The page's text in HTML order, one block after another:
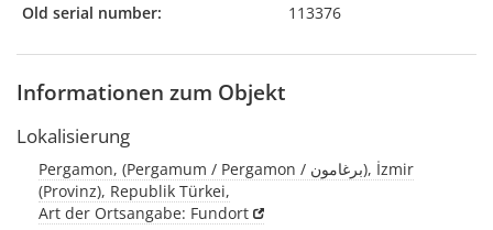
Old serial number:
113376
Informationen zum Objekt
Lokalisierung
Pergamon, (Pergamum / Pergamon / برغامون), İzmir
(Provinz), Republik Türkei,
Art der Ortsangabe: Fundort